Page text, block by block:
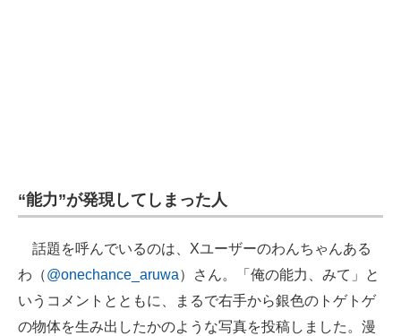
“能力”が発現してしまった人
話題を呼んでいるのは、Xユーザーのわんちゃんある
わ（@onechance_aruwa）さん。「俺の能力、みて」と
いうコメントとともに、まるで右手から銀色のトゲトゲ
の物体を生み出したかのような写真を投稿しました。漫